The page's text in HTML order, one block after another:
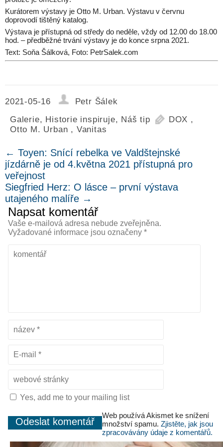
Kurátorem výstavy je Otto M. Urban. Výstavu v červnu
doprovodí tištěný katalog.
Výstava je přístupná od středy do neděle, vždy od 12.00 do 18.00
hod. – předběžné trvání výstavy je do konce srpna 2021.
Text: Soňa Šálková, Foto: PetrSalek.com
2021-05-16
Petr Šálek
Galerie, Historie inspiruje, Náš tip DOX ,
Otto M. Urban , Vanitas
← Toyen: Snící rebelka ve Valdštejnské
jízdárně je od 4.května 2021 přístupná pro
veřejnost
Siegfried Herz: O lásce – první výstava
utajeného malíře →
Napsat komentář
Vaše e-mailová adresa nebude zveřejněna.
Vyžadované informace jsou označeny *
Yes, add me to your mailing list
Web používá Akismet ke snížení
množství spamu. Zjistěte, jak jsou
zpracovávány údaje z komentářů.